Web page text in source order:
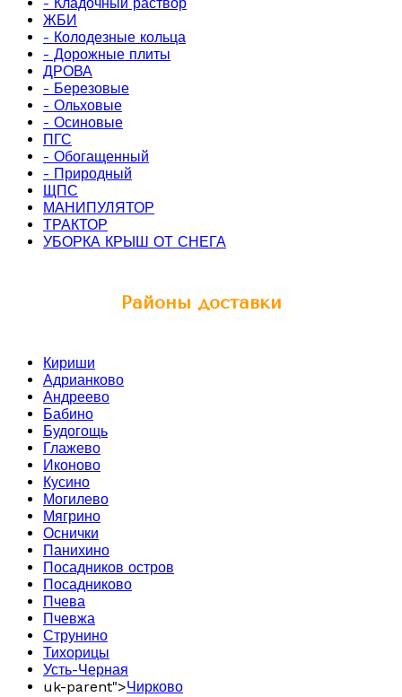
ЖБИ
- Колодезные кольца
- Дорожные плиты
ДРОВА
- Березовые
- Ольховые
- Осиновые
ПГС
- Обогащенный
- Природный
ЩПС
МАНИПУЛЯТОР
ТРАКТОР
УБОРКА КРЫШ ОТ СНЕГА
Районы доставки
Кириши
Адрианково
Андреево
Бабино
Будогощь
Глажево
Иконово
Кусино
Могилево
Мягрино
Оснички
Панихино
Посадников остров
Посадниково
Пчева
Пчевжа
Струнино
Тихорицы
Усть-Черная
uk-parent">Чирково